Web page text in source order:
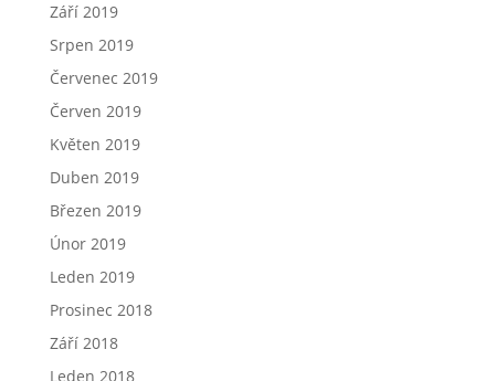
Září 2019
Srpen 2019
Červenec 2019
Červen 2019
Květen 2019
Duben 2019
Březen 2019
Únor 2019
Leden 2019
Prosinec 2018
Září 2018
Leden 2018